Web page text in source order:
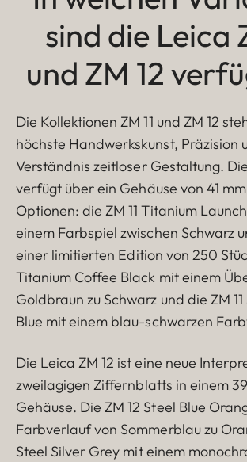
sind die Leica
und ZM 12
Die Kollektionen ZM 11 und ZM 12
höchste Handwerkskunst, Präzision
Verständnis zeitloser Gestaltung.
verfügt über ein Gehäuse von 41
Optionen: die ZM 11 Titanium
einem Farbspiel zwischen Schwarz
einer limitierten Edition von 250
Titanium Coffee Black mit einem
Goldbraun zu Schwarz und die ZM
Blue mit einem blau-schwarzen
Die Leica ZM 12 ist eine neue
zweilagigen Ziffernblatts in einem
Gehäuse. Die ZM 12 Steel Blue
Farbverlauf von Sommerblau zu
Steel Silver Grey mit einem